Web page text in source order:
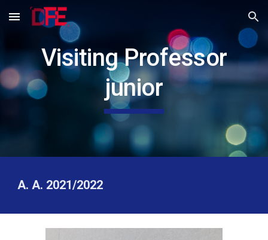
Skip to main content Skip to navigation
Visiting Professor
junior
A. A. 2021/2022